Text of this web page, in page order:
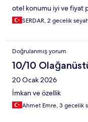
otel konumu iyi ve fiyat
SERDAR, 2 gecelik
Doğrulanmış yorum
10/10
20 Ocak 2026
İmkan ve özellik
Ahmet Emre, 3 gecelik